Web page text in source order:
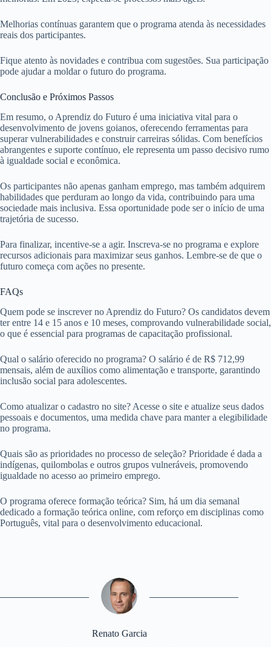
Melhorias contínuas garantem que o programa atenda às necessidades
reais dos participantes.
Fique atento às novidades e contribua com sugestões. Sua participação
pode ajudar a moldar o futuro do programa.
Conclusão e Próximos Passos
Em resumo, o Aprendiz do Futuro é uma iniciativa vital para o
desenvolvimento de jovens goianos, oferecendo ferramentas para
superar vulnerabilidades e construir carreiras sólidas. Com benefícios
abrangentes e suporte contínuo, ele representa um passo decisivo rumo
à igualdade social e econômica.
Os participantes não apenas ganham emprego, mas também adquirem
habilidades que perduram ao longo da vida, contribuindo para uma
sociedade mais inclusiva. Essa oportunidade pode ser o início de uma
trajetória de sucesso.
Para finalizar, incentive-se a agir. Inscreva-se no programa e explore
recursos adicionais para maximizar seus ganhos. Lembre-se de que o
futuro começa com ações no presente.
FAQs
Quem pode se inscrever no Aprendiz do Futuro? Os candidatos devem
ter entre 14 e 15 anos e 10 meses, comprovando vulnerabilidade social,
o que é essencial para programas de capacitação profissional.
Qual o salário oferecido no programa? O salário é de R$ 712,99
mensais, além de auxílios como alimentação e transporte, garantindo
inclusão social para adolescentes.
Como atualizar o cadastro no site? Acesse o site e atualize seus dados
pessoais e documentos, uma medida chave para manter a elegibilidade
no programa.
Quais são as prioridades no processo de seleção? Prioridade é dada a
indígenas, quilombolas e outros grupos vulneráveis, promovendo
igualdade no acesso ao primeiro emprego.
O programa oferece formação teórica? Sim, há um dia semanal
dedicado a formação teórica online, com reforço em disciplinas como
Português, vital para o desenvolvimento educacional.
Renato Garcia